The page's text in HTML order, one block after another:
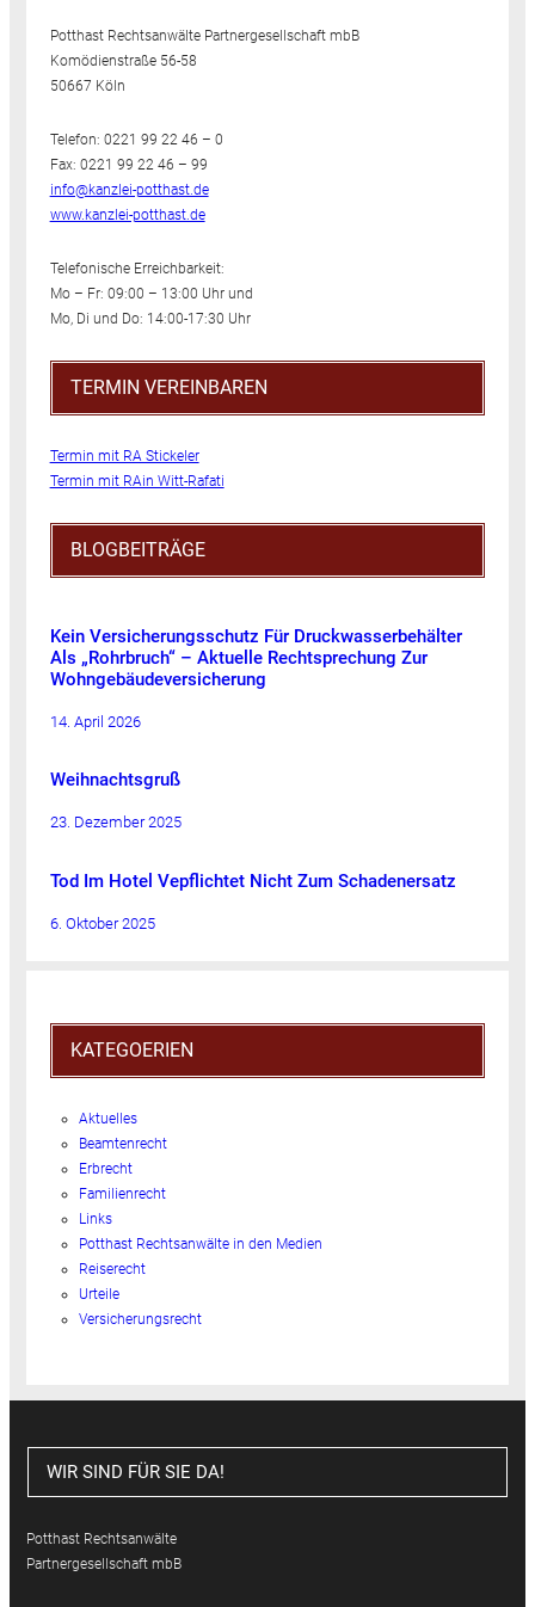
Potthast Rechtsanwälte Partnergesellschaft mbB
Komödienstraße 56-58
50667 Köln
Telefon: 0221 99 22 46 – 0
Fax: 0221 99 22 46 – 99
info@kanzlei-potthast.de
www.kanzlei-potthast.de
Telefonische Erreichbarkeit:
Mo – Fr: 09:00 – 13:00 Uhr und
Mo, Di und Do: 14:00-17:30 Uhr
TERMIN VEREINBAREN
Termin mit RA Stickeler
Termin mit RAin Witt-Rafati
BLOGBEITRÄGE
Kein Versicherungsschutz Für Druckwasserbehälter
Als „Rohrbruch“ – Aktuelle Rechtsprechung Zur
Wohngebäudeversicherung
14. April 2026
Weihnachtsgruß
23. Dezember 2025
Tod Im Hotel Vepflichtet Nicht Zum Schadenersatz
6. Oktober 2025
KATEGOERIEN
Aktuelles
Beamtenrecht
Erbrecht
Familienrecht
Links
Potthast Rechtsanwälte in den Medien
Reiserecht
Urteile
Versicherungsrecht
WIR SIND FÜR SIE DA!
Potthast Rechtsanwälte
Partnergesellschaft mbB